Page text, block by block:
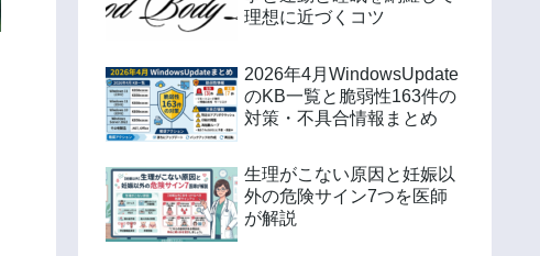
理想に近づくコツ
2026年4月WindowsUpdate
のKB一覧と脆弱性163件の
対策・不具合情報まとめ
生理がこない原因と妊娠以
外の危険サイン7つを医師
が解説